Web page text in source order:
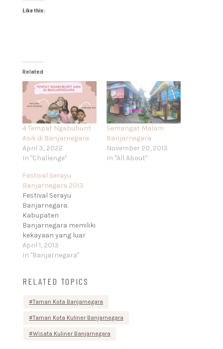
Like this:
Related
4 Tempat Ngabuburit
Asik di Banjarnegara
April 3, 2022
In "Challenge"
Semangat Malam
Banjarnegara
November 20, 2013
In "All About"
Festival Serayu
Banjarnegara 2013
Festival Serayu
Banjarnegara.
Kabupaten
Banjarnegara memiliki
kekayaan yang luar
biasa, yakni Sungai
Serayu. Sungai ini
tinggi Dieng,
Wonosobo, mengalir
sepanjang hampir
melewati Kabupaten
April 1, 2013
In "Banjarnegara"
RELATED TOPICS
Taman Kota Banjarnegara
Taman Kota Kuliner Banjarnegara
Wisata Kuliner Banjarnegara